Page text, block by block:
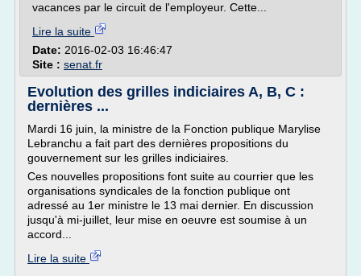
vacances par le circuit de l'employeur. Cette...
Lire la suite
Date: 2016-02-03 16:46:47
Site : senat.fr
Evolution des grilles indiciaires A, B, C :
dernières ...
Mardi 16 juin, la ministre de la Fonction publique Marylise
Lebranchu a fait part des dernières propositions du
gouvernement sur les grilles indiciaires.
Ces nouvelles propositions font suite au courrier que les
organisations syndicales de la fonction publique ont
adressé au 1er ministre le 13 mai dernier. En discussion
jusqu'à mi-juillet, leur mise en oeuvre est soumise à un
accord...
Lire la suite